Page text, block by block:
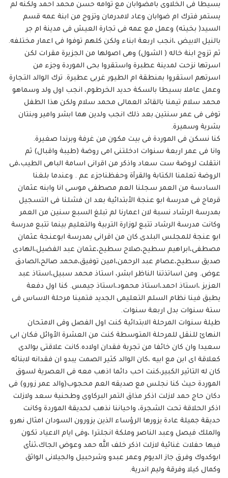
بسيطا فى الخلاوى بامضوابان مع توامه حسن محمد احمد ولكنه لم
يستمر فترك ام ضوابان وعاد لامدرمان وتزوج من ابنة عمه قسم
السيد( بخيته) وعمل مع عمه فى تجارة العيش فى مدينة ام جر
بالنيل الابيض ،انجب اربعة ابناء ولكن كلهم توفوا فى اعمار مختلفه.
ثم تزوج ابنة خاله ( الشول) وهى اصولها من الجزيرة مقرات لكن
اسرتها نزحت لمدينة عطبرة واستقروا بحى الموردة وجزء من
اسرتهم استقروا بمنطقة ام الطيور غربى عطبرة. ترك الوالد التجارة
وعمل عاملا بسيطا بالسكة حديد الخرطوم، انجب اول ولد وسماهو
محمد سلام تيمنا بالقائد العمالى محمد سلام ولكن هذا الطفل
توفى فى عمر سنتين.بعد ذلك انجب ولدين هما ابشر وامير وبنتان
بشرية وسميرة.
كنا نسكن فى الموردة فى بيت مكون من غرفة وبرندا صغيرة.
وانا فى عمر اربعة سنوات ادخلتنى امى روضة (طيبة واقبال) ثم
انتقلت لروضة ست سعاد واذكر من اقرانى اسامة الباهى الطيب،فى
الروضة تعلمنا الكتابة والقرأة وحفظناجزء عم . وعندما بلغنا
السادسة من العمر سجلنا العم مصطفى موسى انا وابنه عثمان
قرماج فى مدرسة ابو عنجة الأبتدائية بعد ان فشلنا فى التسجيل
بمدرسة الرشاد نسبة لان اعمارنا لم تبلغ السبع سنين من العمر
وكانت مدرسة الرشاد تتبع لوزارة التربية والتعليم بينما تتبع مدرسة
ابو عنجة للمجلس البلدى.كان من اقرانى بمدرسة ابوعنجة عثمان
مصطفى،ابراهيم سطيح،صلاح سطيح،عثمان عبد الفضيل،الهادى
صديق سطيح،عصام عبد الرحمن،امين توفيق،محمد صالح،الصادق
عوض. ومن اساتذتنا الناظر ابشر، استاذ محمد سبيل،استاذ عبد
العزيز ،استاذ احمد،استاذ محمود،استاذ جيمس. كنا اول دفعة
يطبق فينا نظام السلم التعليمى الجديد فتمينا مرحلة الاساس فى
ستة سنوات بدل اربعة سنوات.
طيلة سنوات المرحلة الابتدائية كنت اول الفصل وفى الامتحان
النهائ للنقل للمرحلة المتوسطة كنت من العشرة الأوائل فكان ابى
سعيدا وان كان خائفا من تجربة فقدان اولاده.كانت علاقتى بوالدى
كعلاقة اى ابن مع ابيه ،كان الوالد كثير الصمت يبدو ان فقدانه لابنائه
كان له التاثير الكبير،كنت احب دائما اذهب معه فى العصرية لسوق
الموردة حيث كنا نجلس مع صديقه العم محجوب(والد عمر زورو) فى
دكان حاج حمد لازلت اذكر مذاق التمر البركاوى وطحنية سعد ولازلت
اذكر الحلاقة تحت الشجرة، واحياننا نذهب لحديقة الموردة وكانت
حديقة جميلة عادة يزورها الرؤساء الذين يزورون السودان امثال نهرو
والملك فيصل وعبد الناصر وملكة انجلترا ،وفى ايام الاعياد تكون
فيها حفلات غنائية لازلت اذكر خلف الله حمد وعوض الجاك،ثنأى
ابوكدوك وفرق جاز الديوم وعمر عبدو وشرحبيل والجيلانى الواثق
وكمال كيلا وفرقة وليم اندرية.